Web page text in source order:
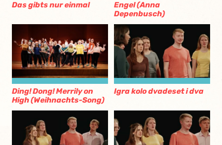
Das gibts nur einmal
Engel (Anna
Depenbusch)
Ding! Dong! Merrily on
High (Weihnachts-Song)
Igra kolo dvadeset i dva